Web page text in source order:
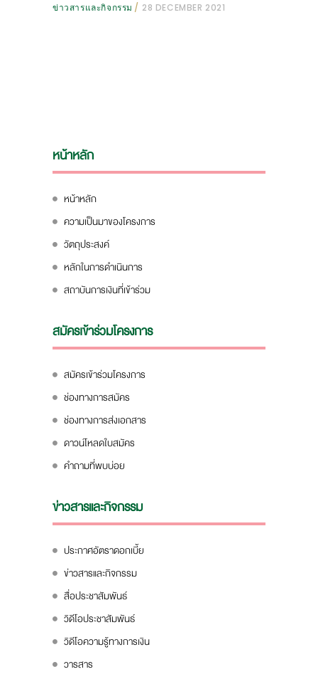
ข่าวสารและกิจกรรม 28 DECEMBER 2021
หน้าหลัก
หน้าหลัก
ความเป็นมาของโครงการ
วัตถุประสงค์
หลักในการดำเนินการ
สถาบันการเงินที่เข้าร่วม
สมัครเข้าร่วมโครงการ
สมัครเข้าร่วมโครงการ
ช่องทางการสมัคร
ช่องทางการส่งเอกสาร
ดาวน์โหลดใบสมัคร
คำถามที่พบบ่อย
ข่าวสารและกิจกรรม
ประกาศอัตราดอกเบี้ย
ข่าวสารและกิจกรรม
สื่อประชาสัมพันธ์
วิดีโอประชาสัมพันธ์
วิดีโอความรู้ทางการเงิน
วารสาร